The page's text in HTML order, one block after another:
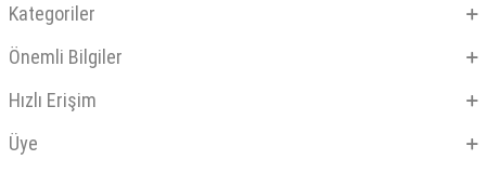
Kategoriler
Önemli Bilgiler
Hızlı Erişim
Üye